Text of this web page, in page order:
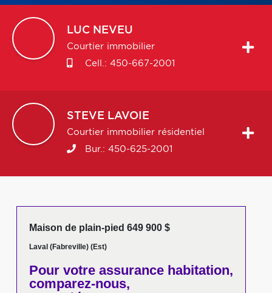
LUC NEVEU
Courtier immobilier
Cell.: 450-667-2001
STEVE LAVOIE
Courtier immobilier résidentiel
Bur.: 450-625-2001
Maison de plain-pied 649 900 $
Laval (Fabreville) (Est)
Pour votreassurance habitation,
comparez-nous,